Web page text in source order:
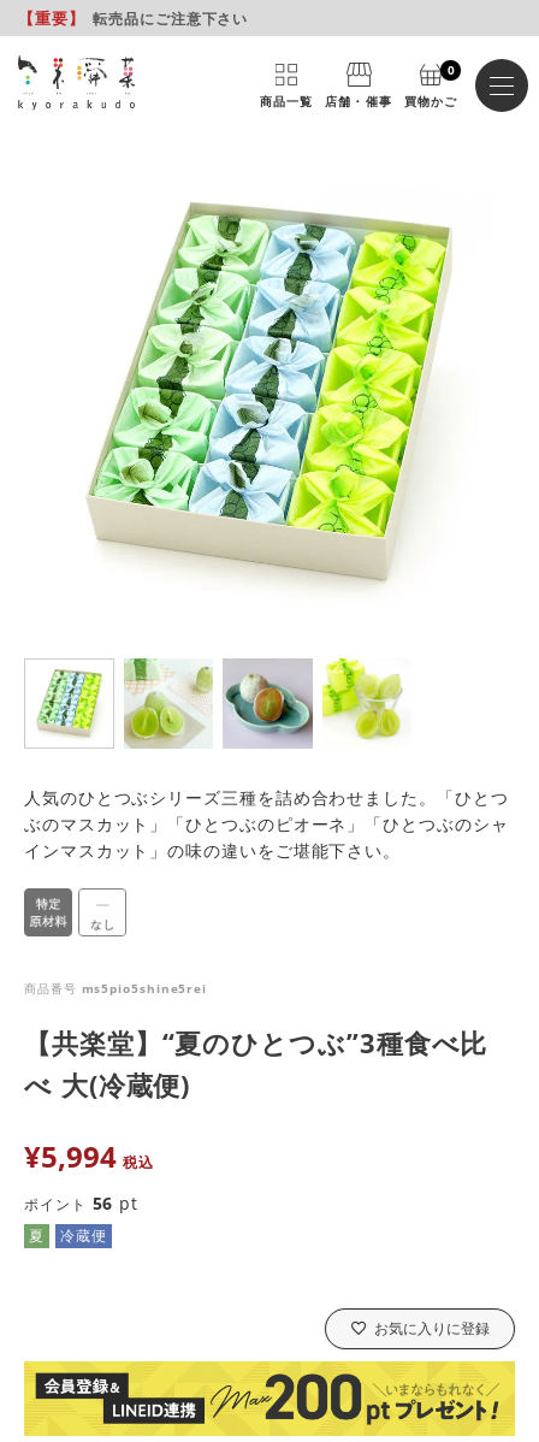
【重要】 転売品にご注意下さい
商品一覧 店舗・催事 買物かご
0
人気のひとつぶシリーズ三種を詰め合わせました。「ひとつ
ぶのマスカット」「ひとつぶのピオーネ」「ひとつぶのシャ
インマスカット」の味の違いをご堪能下さい。
商品番号 ms5pio5shine5rei
【共楽堂】“夏のひとつぶ”3種食べ比
べ 大(冷蔵便)
¥5,994 税込
ポイント 56 pt
夏 冷蔵便
お気に入りに登録